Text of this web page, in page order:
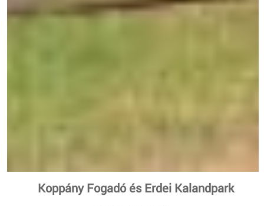
Koppány Fogadó és Erdei Kalandpark